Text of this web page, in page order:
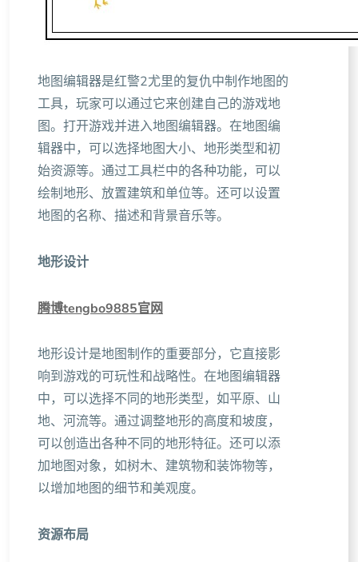
地图编辑器是红警2尤里的复仇中制作地图的
工具，玩家可以通过它来创建自己的游戏地
图。打开游戏并进入地图编辑器。在地图编
辑器中，可以选择地图大小、地形类型和初
始资源等。通过工具栏中的各种功能，可以
绘制地形、放置建筑和单位等。还可以设置
地图的名称、描述和背景音乐等。
地形设计
腾博tengbo9885官网
地形设计是地图制作的重要部分，它直接影
响到游戏的可玩性和战略性。在地图编辑器
中，可以选择不同的地形类型，如平原、山
地、河流等。通过调整地形的高度和坡度，
可以创造出各种不同的地形特征。还可以添
加地图对象，如树木、建筑物和装饰物等，
以增加地图的细节和美观度。
资源布局